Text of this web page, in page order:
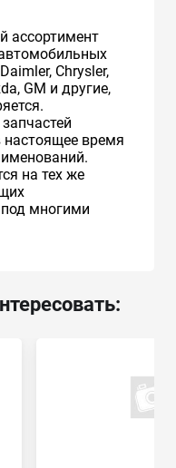
ассортимент
Chrysler,
GM и другие,
настоящее время
на тех же
многими